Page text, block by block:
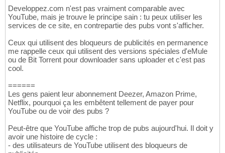
Developpez.com n'est pas vraiment comparable avec
YouTube, mais je trouve le principe sain : tu peux utiliser les
services de ce site, en contrepartie des pubs vont s'afficher.
Ceux qui utilisent des bloqueurs de publicités en permanence
me rappelle ceux qui utilisent des versions spéciales d'eMule
ou de Bit Torrent pour downloader sans uploader et c'est pas
cool.
======
Les gens paient leur abonnement Deezer, Amazon Prime,
Netflix, pourquoi ça les embêtent tellement de payer pour
YouTube ou de voir des pubs ?
Peut-être que YouTube affiche trop de pubs aujourd'hui. Il doit y
avoir une histoire de cycle :
- des utilisateurs de YouTube utilisent des bloqueurs de